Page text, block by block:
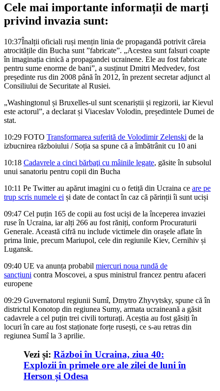
Cele mai importante informații de marți
privind invazia sunt:
10:37Înalții oficiali ruși mențin linia de propagandă potrivit căreia
atrocitățile din Bucha sunt ”fabricate”. „Acestea sunt falsuri coapte
în imaginația cinică a propagandei ucrainene. Ele au fost fabricate
pentru sume enorme de bani”, a susținut Dmitri Medvedev, fost
președinte rus din 2008 până în 2012, în prezent secretar adjunct al
Consiliului de Securitate al Rusiei.
„Washingtonul și Bruxelles-ul sunt scenariștii și regizorii, iar Kievul
este actorul”, a declarat și Viaceslav Volodin, președintele Dumei de
stat.
10:29 FOTO Transformarea suferită de Volodimir Zelenski de la
izbucnirea războiului / Soția sa spune că a îmbătrânit cu 10 ani
10:18 Cadavrele a cinci bărbaţi cu mâinile legate, găsite în subsolul
unui sanatoriu pentru copii din Bucha
10:11 Pe Twitter au apărut imagini cu o fetiță din Ucraina ce are pe
trup scris numele ei și date de contact în caz că părinții îi sunt uciși
09:47 Cel puțin 165 de copii au fost uciși de la începerea invaziei
ruse în Ucraina, iar alți 266 au fost răniți, conform Procuraturii
Generale. Această cifră nu include victimele din orașele aflate în
prima linie, precum Mariupol, cele din regiunile Kiev, Cernihiv și
Lugansk.
09:40 UE va anunța probabil miercuri noua rundă de
sancțiuni contra Moscovei, a spus ministrul francez pentru afaceri
europene
09:29 Guvernatorul regiunii Sumî, Dmytro Zhyvytsky, spune că în
districtul Konotop din regiunea Sumy, armata ucraineană a găsit
cadavrele a cel puțin trei civili torturați. Aceștia au fost găsiți în
locuri în care au fost staționate forțe rusești, ce s-au retras din
regiunea Sumî la 3 aprilie.
Vezi și: Război în Ucraina, ziua 40:
Explozii în primele ore ale zilei de luni în
Herson și Odesa